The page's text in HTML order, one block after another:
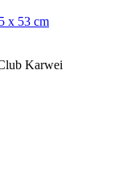
x 53 cm
Karwei